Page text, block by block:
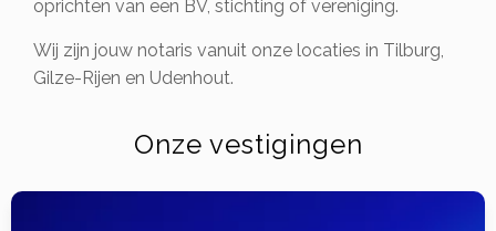
oprichten van een BV, stichting of vereniging.
Wij zijn jouw notaris vanuit onze locaties in Tilburg,
Gilze-Rijen en Udenhout.
Onze vestigingen